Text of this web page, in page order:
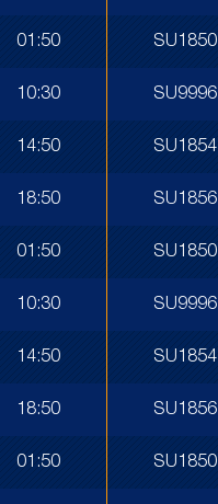
01:50 SU1850
10:30 SU9996
14:50 SU1854
18:50 SU1856
01:50 SU1850
10:30 SU9996
14:50 SU1854
18:50 SU1856
01:50 SU1850